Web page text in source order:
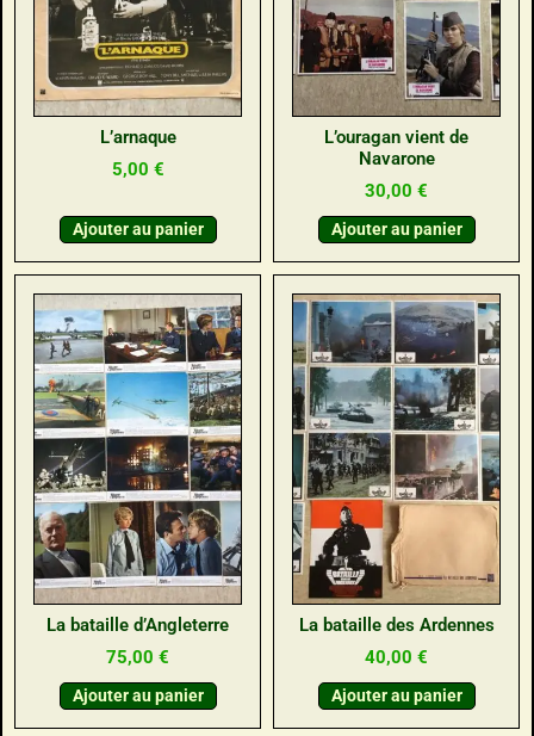
L’arnaque
5,00 €
Ajouter au panier
L’ouragan vient de
Navarone
30,00 €
Ajouter au panier
La bataille d’Angleterre
75,00 €
Ajouter au panier
La bataille des Ardennes
40,00 €
Ajouter au panier